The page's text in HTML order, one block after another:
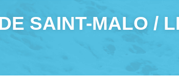
SAINT-MALO /